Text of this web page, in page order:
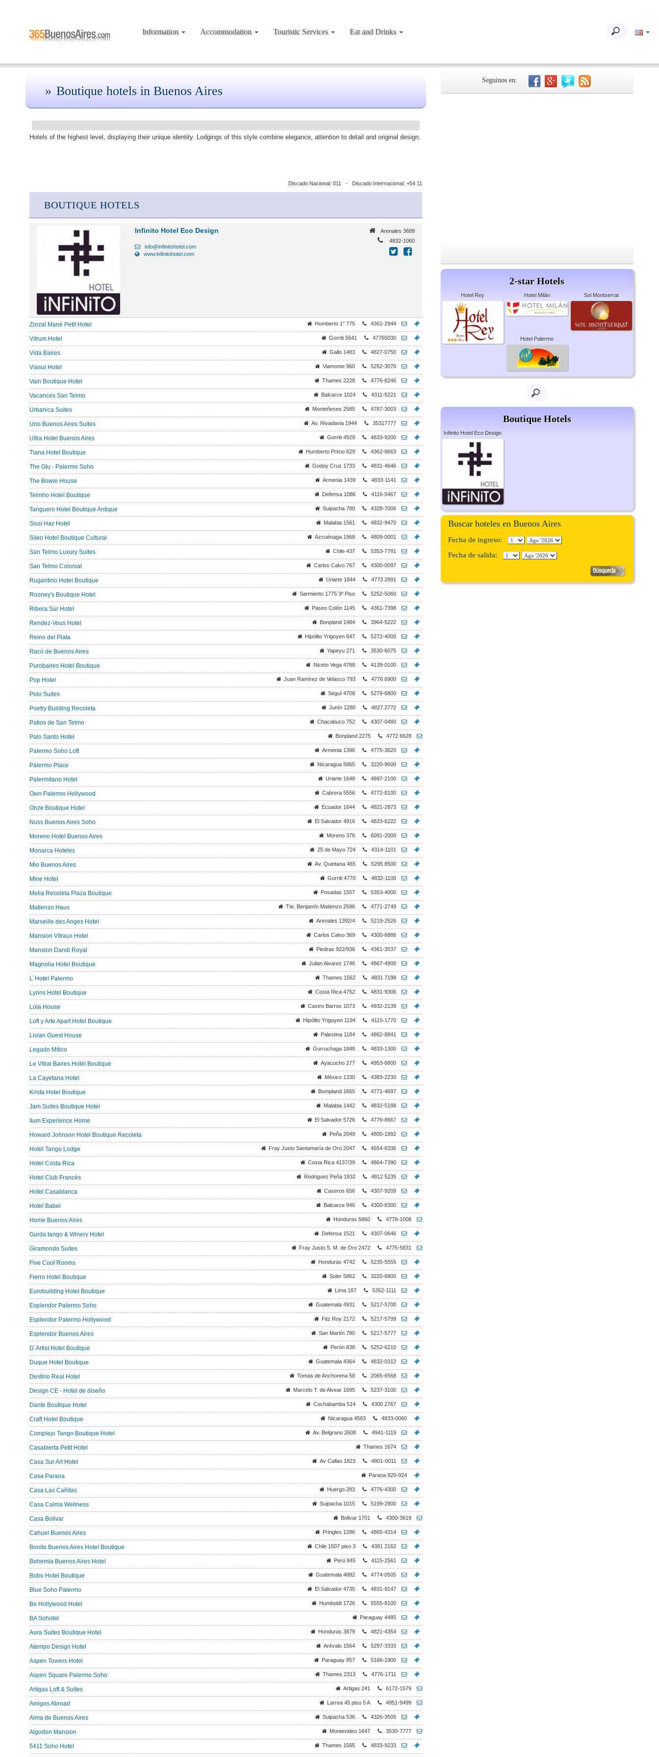
Information Accommodation Touristic Services Eat and Drinks
Boutique hotels in Buenos Aires
Hotels of the highest level, displaying their unique identity. Lodgings of this style combine elegance, attention to detail and original design.
Discado Nacional: 011 - Discado Internacional: +54 11
BOUTIQUE HOTELS
Infinito Hotel Eco Design
info@infinitohotel.com
www.infinitohotel.com
Arenales 3689
4832-1060
Zorzal Mané Petit Hotel Humberto 1° 775 4361-2944
Vitrum Hotel Gorriti 5641 47765030
Vida Baires Gallo 1483 4827-0750
Viasui Hotel Viamonte 960 5252-3070
Vain Boutique Hotel Thames 2228 4776-8246
Vacances San Telmo Balcarce 1024 4311-5221
Urbanica Suites Monteñeses 2585 4787-3003
Uno Buenos Aires Suites Av. Rivadavia 1944 35317777
Ultra Hotel Buenos Aires Gorriti 4929 4833-9200
Tiana Hotel Boutique Humberto Primo 629 4362-8663
The Glu - Palermo Soho Godoy Cruz 1733 4831-4646
The Bowie House Armenia 1439 4833-1141
Telmho Hotel Boutique Defensa 1086 4116-5467
Tanguero Hotel Boutique Antique Suipacha 780 4328-7006
Sissi Haz Hotel Malabia 1561 4832-9470
Sileo Hotel Boutique Cultural Azcuénaga 1968 4809-0001
San Telmo Luxury Suites Chile 437 5353-7781
San Telmo Colonial Carlos Calvo 767 4300-0097
Rugantino Hotel Boutique Uriarte 1844 4773 2891
Rooney's Boutique Hotel Sarmiento 1775 3º Piso 5252-5060
Ribera Sur Hotel Paseo Colón 1145 4361-7398
Rendez-Vous Hotel Bonpland 1484 3964-5222
Reino del Plata Hipólito Yrigoyen 647 5272-4000
Racó de Buenos Aires Yapeyu 271 3530-6075
Purobaires Hotel Boutique Niceto Vega 4788 4139-0100
Pop Hotel Juan Ramírez de Velasco 793 4776 6900
Polo Suites Seguí 4708 5279-6800
Poetry Building Recoleta Junín 1280 4827.2772
Patios de San Telmo Chacabuco 752 4307-0480
Palo Santo Hotel Bonpland 2275 4772 6628
Palermo Soho Loft Armenia 1396 4775-3620
Palermo Place Nicaragua 5865 3220-9600
Palermitano Hotel Uriarte 1648 4897-2100
Own Palermo Hollywood Cabrera 5556 4772-8100
Onze Boutique Hotel Ecuador 1644 4821-2873
Nuss Buenos Aires Soho El Salvador 4916 4833-6222
Moreno Hotel Buenos Aires Moreno 376 6091-2000
Monarca Hoteles 25 de Mayo 724 4314-1101
Mio Buenos Aires Av. Quintana 465 5295 8500
Mine Hotel Gorriti 4770 4832-1100
Melia Recoleta Plaza Boutique Posadas 1557 5353-4000
Matienzo Haus Tte. Benjamín Matienzo 2596 4771-2749
Marseille des Anges Hotel Arenales 1392/4 5219-2526
Mansion Vitraux Hotel Carlos Calvo 369 4300-6886
Mansion Dandi Royal Piedras 922/936 4361-3537
Magnolia Hotel Boutique Julian Alvarez 1746 4867-4900
L´Hotel Palermo Thames 1562 4831 7198
Lynns Hotel Boutique Costa Rica 4752 4831-9306
Lola House Castro Barros 1073 4932-2139
Loft y Arte Apart Hotel Boutique Hipólito Yrigoyen 1194 4115-1770
Livian Guest House Palestina 1184 4862-8841
Legado Mítico Gurruchaga 1848 4833-1300
Le Vitral Baires Hotel Boutique Ayacucho 277 4953-6800
La Cayetana Hotel México 1330 4383-2230
Krista Hotel Boutique Bompland 1665 4771-4697
Jam Suites Boutique Hotel Malabia 1442 4832-5188
Ilum Experience Home El Salvador 5726 4776-8667
Howard Johnson Hotel Boutique Recoleta Peña 2049 4800-1992
Hotel Tango Lodge Fray Justo Santamaría de Oro 2047 4554-6336
Hotel Costa Rica Costa Rica 4137/39 4864-7390
Hotel Club Francés Rodriguez Peña 1832 4812 5235
Hotel Casablanca Caseros 656 4307-9209
Hotel Babel Balcarce 946 4300-8300
Home Buenos Aires Honduras 5860 4778-1008
Gurda tango & Winery Hotel Defensa 1521 4307-0646
Giramondo Suites Fray Justo S. M. de Oro 2472 4775-5831
Five Cool Rooms Honduras 4742 5235-5555
Fierro Hotel Boutique Soler 5862 3220-6800
Eurobuilding Hotel Boutique Lima 187 5352-1111
Esplendor Palermo Soho Guatemala 4931 5217-5700
Esplendor Palermo Hollywood Fitz Roy 2172 5217-5799
Esplendor Buenos Aires San Martín 780 5217-5777
D´Artist Hotel Boutique Perón 838 5252-6210
Duque Hotel Boutique Guatemala 4364 4832-0312
Destino Real Hotel Tomas de Anchorena 58 2065-6568
Design CE - Hotel de diseño Marcelo T. de Alvear 1695 5237-3100
Dante Boutique Hotel Cochabamba 514 4300 2767
Craft Hotel Boutique Nicaragua 4583 4833-0060
Complejo Tango Boutique Hotel Av. Belgrano 2608 4941-1119
Casabierta Petit Hotel Thames 1674
Casa Sur Art Hotel Av Callao 1823 4801-0011
Casa Parana Parana 920-924
Casa Las Cañitas Huergo 283 4776-4300
Casa Calma Wellness Suipacha 1015 5199-2800
Casa Bolivar Bolivar 1701 4300-3619
Cahuel Buenos Aires Pringles 1286 4865-4314
Bonito Buenos Aires Hotel Boutique Chile 1507 piso 3 4381 2162
Bohemia Buenos Aires Hotel Perú 845 4115-2561
Bobo Hotel Boutique Guatemala 4882 4774-0505
Blue Soho Palermo El Salvador 4735 4831-9147
Be Hollywood Hotel Humboldt 1726 5555-8100
BA Sohotel Paraguay 4485
Aura Suites Boutique Hotel Honduras 3879 4821-4354
Atempo Design Hotel Arévalo 1564 5297-3333
Aspen Towers Hotel Paraguay 857 5166-1900
Aspen Square Palermo Soho Thames 2313 4776-1711
Artigas Loft & Suites Artigas 241 6172-1579
Amigos Abroad Larrea 45 piso 5 A 4951-9499
Alma de Buenos Aires Suipacha 536 4326-3505
Algodon Mansion Montevideo 1647 3530-7777
5411 Soho Hotel Thames 1565 4833-9233
Seguinos en:
2-star Hotels
Hotel Rey Hotel Milán Sol Montserrat
Hotel Palermo
Boutique Hotels
Infinito Hotel Eco Design
Buscar hoteles en Buenos Aires
Fecha de ingreso:
Fecha de salida: